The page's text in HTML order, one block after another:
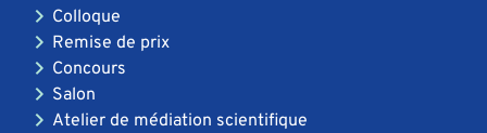
Colloque
Remise de prix
Concours
Salon
Atelier de médiation scientifique